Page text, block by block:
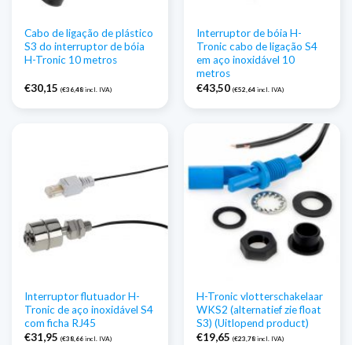
Cabo de ligação de plástico
S3 do interruptor de bóia
H-Tronic 10 metros
€30,15 (€36,48 incl. IVA)
Interruptor de bóia H-
Tronic cabo de ligação S4
em aço inoxidável 10
metros
€43,50 (€52,64 incl. IVA)
Interruptor flutuador H-
Tronic de aço inoxidável S4
com ficha RJ45
€31,95 (€38,66 incl. IVA)
H-Tronic vlotterschakelaar
WKS2 (alternatief zie float
S3) (Uitlopend product)
€19,65 (€23,78 incl. IVA)